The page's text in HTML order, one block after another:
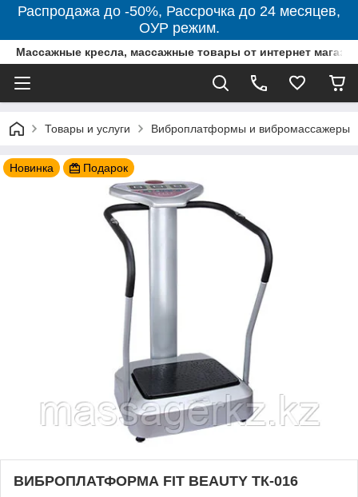
Распродажа до -50%, Рассрочка до 24 месяцев,
ОУР режим.
Массажные кресла, массажные товары от интернет
Товары и услуги Виброплатформы и вибромассажеры
Новинка Подарок
ВИБРОПЛАТФОРМА FIT BEAUTY ТК-016